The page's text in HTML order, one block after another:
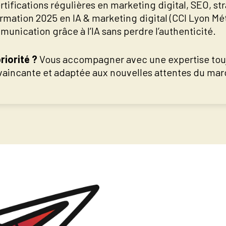
régulières en marketing digital, SEO,
2025 en IA & marketing digital (CCI Lyon
grâce à l’IA sans perdre l’authenticité.
? Vous accompagner avec une expertise
et adaptée aux nouvelles attentes du